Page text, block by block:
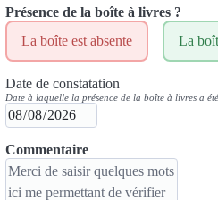
Présence de la boîte à livres ?
La boîte est absente
La
Date de constatation
Date à laquelle la présence de la boîte à livres a
Commentaire